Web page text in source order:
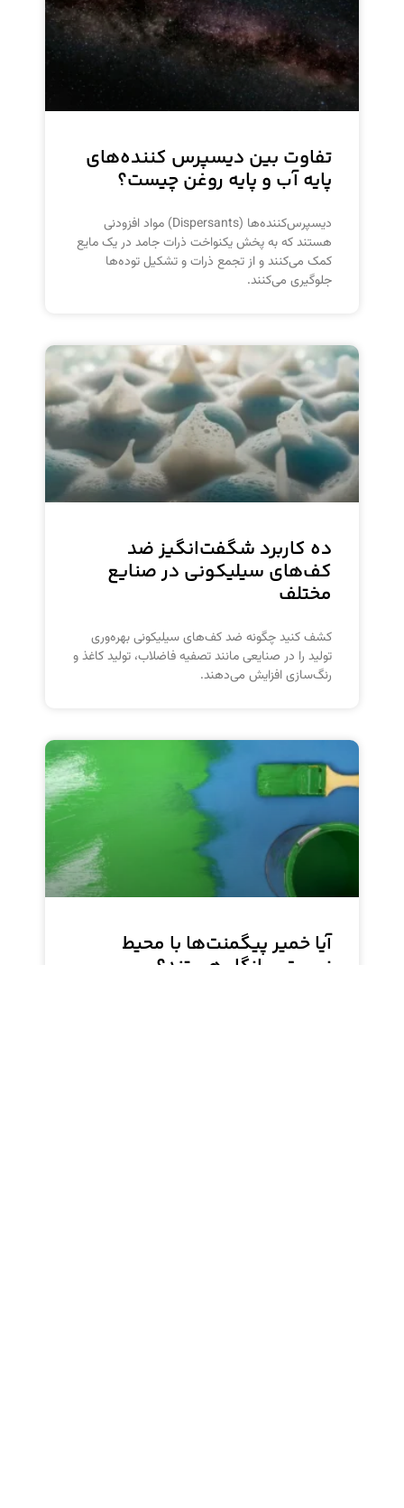
تفاوت بین دیسپرس کننده‌های
پایه آب و پایه روغن چیست؟
دیسپرس‌کننده‌ها (Dispersants) مواد افزودنی
هستند که به پخش یکنواخت ذرات جامد در یک مایع
کمک می‌کنند و از تجمع ذرات و تشکیل توده‌ها
جلوگیری می‌کنند.
ده کاربرد شگفت‌انگیز ضد
کف‌های سیلیکونی در صنایع
مختلف
کشف کنید چگونه ضد کف‌های سیلیکونی بهره‌وری
تولید را در صنایعی مانند تصفیه فاضلاب، تولید کاغذ و
رنگ‌سازی افزایش می‌دهند.
آیا خمیر پیگمنت‌ها با محیط
زیست سازگار هستند؟